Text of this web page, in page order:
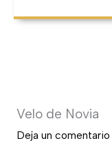
Velo de Novia
Deja un comentario